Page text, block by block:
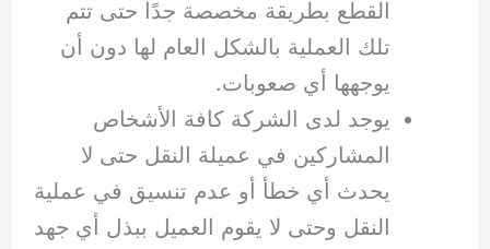
القطع بطريقة مخصصة جدًا حتى تتم
تلك العملية بالشكل العام لها دون أن
يوجهها أي صعوبات.
يوجد لدى الشركة كافة الأشخاص
المشاركين في عميلة النقل حتى لا
يحدث أي خطأ أو عدم تنسيق في عملية
النقل وحتى لا يقوم العميل ببذل أي جهد